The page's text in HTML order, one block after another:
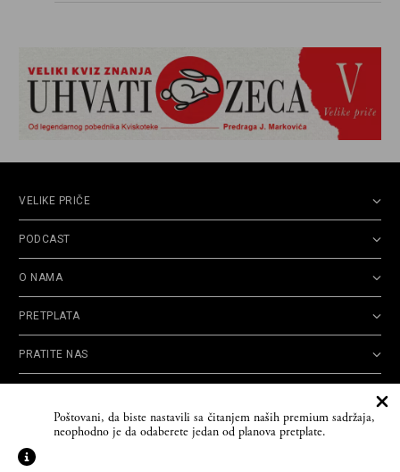
Poštovani, da biste nastavili sa čitanjem naših premium sadržaja,
neophodno je da odaberete jedan od planova pretplate.
VELIKE PRIČE
PODCAST
O NAMA
PRETPLATA
PRATITE NAS
privatnosti
korišćenja
reklamacija
Policy
© 2026Velike priče- TCT News and Entertainment - Sva prava zadržana. Developed